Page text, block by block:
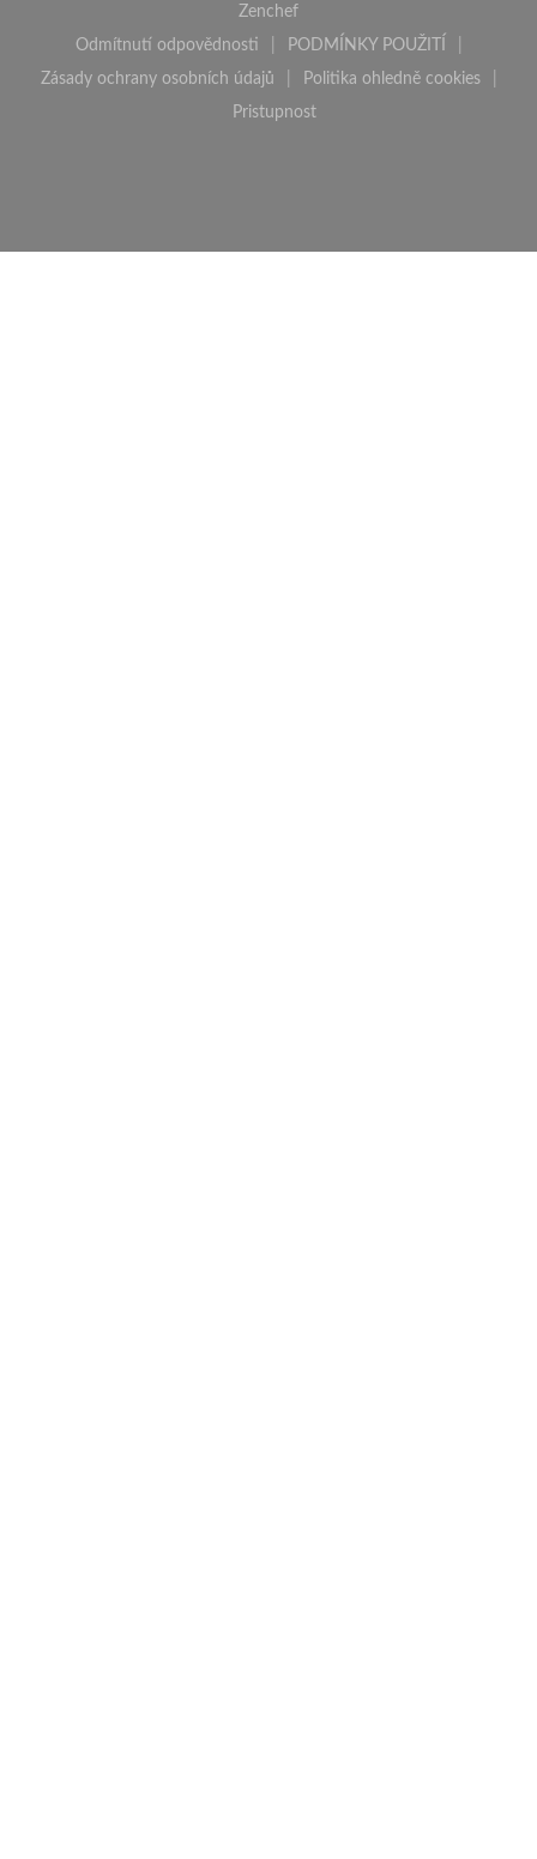
Zenchef((otevře se v novém okně))
Odmítnutí odpovědnosti
PODMÍNKY POUŽITÍ
Zásady ochrany osobních údajů
Politika ohledně cookies
Pristupnost